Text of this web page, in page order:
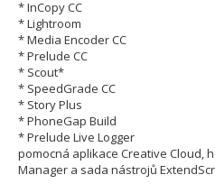
* InCopy CC
* Lightroom
* Media Encoder CC
* Prelude CC
* Scout*
* SpeedGrade CC
* Story Plus
* PhoneGap Build
* Prelude Live Logger
pomocná aplikace Creative Cloud,
Manager a sada nástrojů